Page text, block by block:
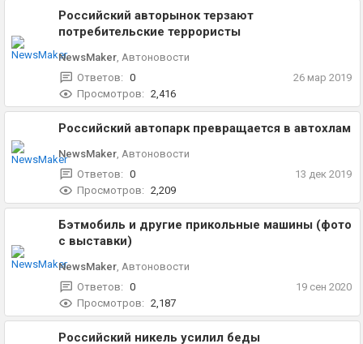
Российский авторынок терзают
потребительские террористы
NewsMaker, Автоновости
Ответов: 0
Просмотров: 2,416
26 мар 2019
Российский автопарк превращается в автохлам
NewsMaker, Автоновости
Ответов: 0
Просмотров: 2,209
13 дек 2019
Бэтмобиль и другие прикольные машины (фото
с выставки)
NewsMaker, Автоновости
Ответов: 0
Просмотров: 2,187
19 сен 2020
Российский никель усилил беды